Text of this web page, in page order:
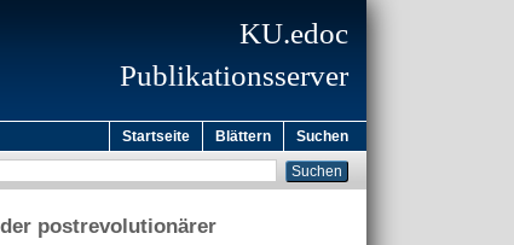
KU.edoc
Publikationsserver
Startseite Blättern Suchen
postrevolutionärer